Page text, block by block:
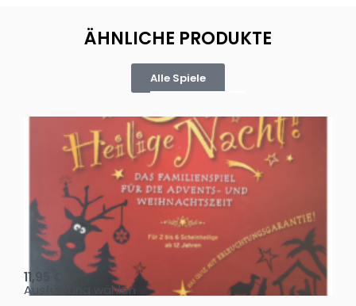
ÄHNLICHE PRODUKTE
Alle Spiele
Oh, heilige Nacht!
11,95
Ausführung wählen